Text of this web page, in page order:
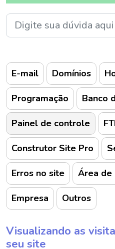
E-mail Domínios
Programação Banco
Painel de controle
Construtor Site Pro
Erros no site Área de
Empresa Outros
Visualizando as
seu site